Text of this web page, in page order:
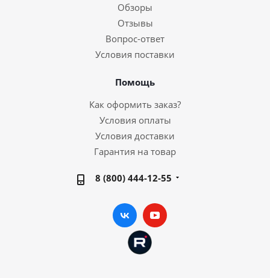
Обзоры
Отзывы
Вопрос-ответ
Условия поставки
Помощь
Как оформить заказ?
Условия оплаты
Условия доставки
Гарантия на товар
8 (800) 444-12-55